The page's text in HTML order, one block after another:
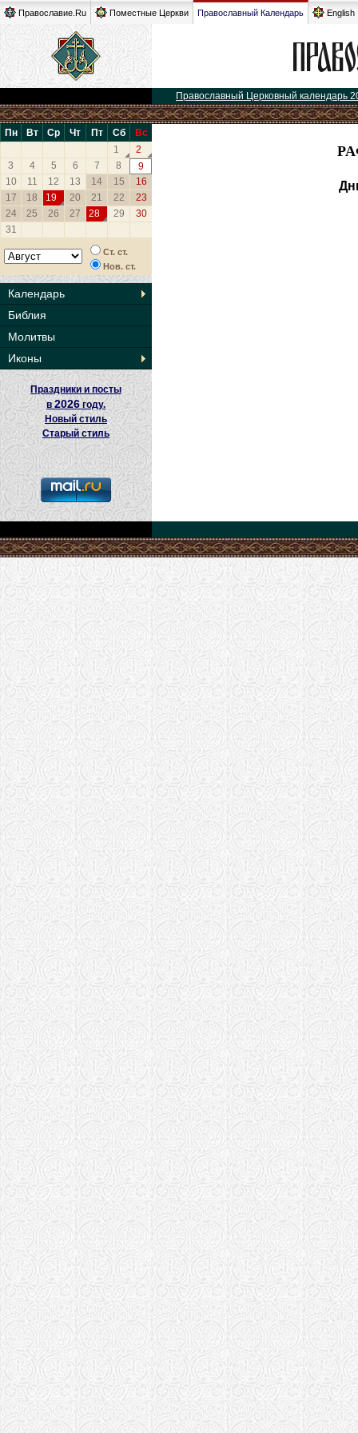
Православие.Ru Поместные Церкви Православный Календарь English
Православный Церковный календарь
Пн Вт Ср Чт Пт Сб
Вс
1
2
3
4 5 6 7 8
9
10
11 12 13 14 15
16
17
18 19 20 21 22
23
24
25 26 27 28 29
30
31
Ст. ст.
Нов. ст.
Календарь
Библия
Молитвы
Иконы
Праздники и посты
в2026 году.
Новый стиль
Старый стиль